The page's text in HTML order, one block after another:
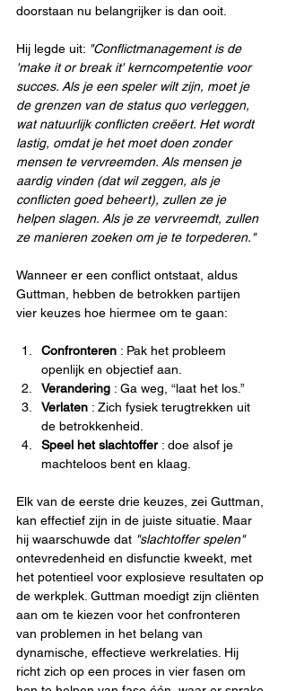
doorstaan nu belangrijker is dan ooit.
Hij legde uit: "Conflictmanagement is de
'make it or break it' kerncompetentie voor
succes. Als je een speler wilt zijn, moet je
de grenzen van de status quo verleggen,
wat natuurlijk conflicten creëert. Het wordt
lastig, omdat je het moet doen zonder
mensen te vervreemden. Als mensen je
aardig vinden (dat wil zeggen, als je
conflicten goed beheert), zullen ze je
helpen slagen. Als je ze vervreemdt, zullen
ze manieren zoeken om je te torpederen."
Wanneer er een conflict ontstaat, aldus
Guttman, hebben de betrokken partijen
vier keuzes hoe hiermee om te gaan:
Confronteren : Pak het probleem
openlijk en objectief aan.
Verandering : Ga weg, “laat het los.”
Verlaten : Zich fysiek terugtrekken uit
de betrokkenheid.
Speel het slachtoffer : doe alsof je
machteloos bent en klaag.
Elk van de eerste drie keuzes, zei Guttman,
kan effectief zijn in de juiste situatie. Maar
hij waarschuwde dat "slachtoffer spelen"
ontevredenheid en disfunctie kweekt, met
het potentieel voor explosieve resultaten op
de werkplek. Guttman moedigt zijn cliënten
aan om te kiezen voor het confronteren
van problemen in het belang van
dynamische, effectieve werkrelaties. Hij
richt zich op een proces in vier fasen om